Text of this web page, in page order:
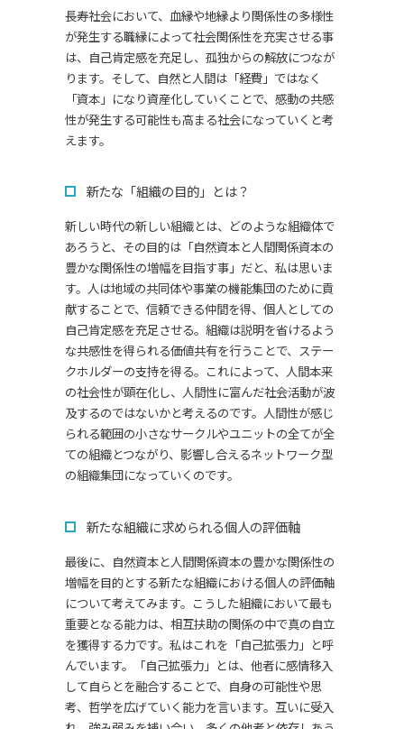
長寿社会において、血縁や地縁より関係性の多様性
が発生する職縁によって社会関係性を充実させる事
は、自己肯定感を充足し、孤独からの解放につなが
ります。そして、自然と人間は「経費」ではなく
「資本」になり資産化していくことで、感動の共感
性が発生する可能性も高まる社会になっていくと考
えます。
新たな「組織の目的」とは？
新しい時代の新しい組織とは、どのような組織体で
あろうと、その目的は「自然資本と人間関係資本の
豊かな関係性の増幅を目指す事」だと、私は思いま
す。人は地域の共同体や事業の機能集団のために貢
献することで、信頼できる仲間を得、個人としての
自己肯定感を充足させる。組織は説明を省けるよう
な共感性を得られる価値共有を行うことで、ステー
クホルダーの支持を得る。これによって、人間本来
の社会性が顕在化し、人間性に富んだ社会活動が波
及するのではないかと考えるのです。人間性が感じ
られる範囲の小さなサークルやユニットの全てが全
ての組織とつながり、影響し合えるネットワーク型
の組織集団になっていくのです。
新たな組織に求められる個人の評価軸
最後に、自然資本と人間関係資本の豊かな関係性の
増幅を目的とする新たな組織における個人の評価軸
について考えてみます。こうした組織において最も
重要となる能力は、相互扶助の関係の中で真の自立
を獲得する力です。私はこれを「自己拡張力」と呼
んでいます。「自己拡張力」とは、他者に感情移入
して自らとを融合することで、自身の可能性や思
考、哲学を広げていく能力を言います。互いに受入